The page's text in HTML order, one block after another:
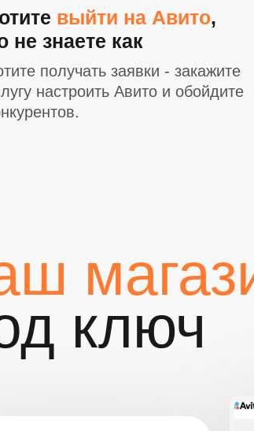
получать заявки - закажите
настроить Авито и обойдите
выйти на Авито,
не знаете как
ключ